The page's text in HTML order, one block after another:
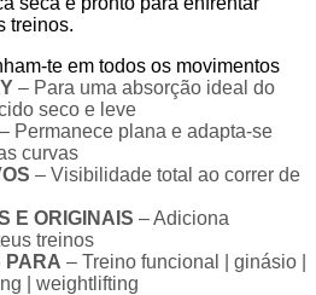
treinos.
te em todos os movimentos
– Para uma absorção ideal do
seco e leve
– Permanece plana e adapta-se
curvas
– Visibilidade total ao correr de
E ORIGINAIS – Adiciona
treinos
PARA – Treino funcional | ginásio |
| weightlifting